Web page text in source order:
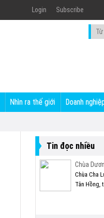
Login Subscribe
Nhìn ra thế giới Doanh
Tin đọc nhiều
Chùa
Chùa Cha
Tân Hồng,